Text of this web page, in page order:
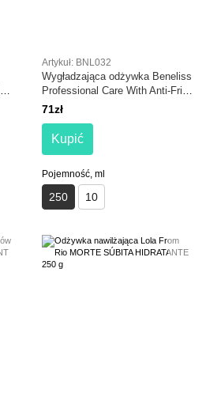
Artykuł: BNL032
Wygładzająca odżywka Beneliss
Professional Care With Anti-Frizz
Effect Smooth & Shine
71zł
Kupić
Pojemność, ml
250 10